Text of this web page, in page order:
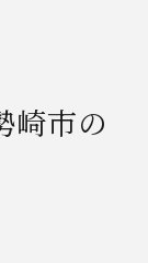
崎市の